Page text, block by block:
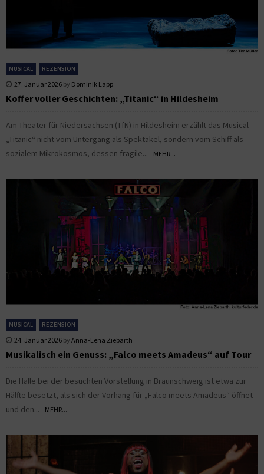
MUSICAL REZENSION
27. Januar 2026 by Dominik Lapp
Koffer voller Geschichten: „Titanic“ in Hildesheim
Am Theater für Niedersachsen (TfN) in Hildesheim erzählt das Musical
„Titanic“ nicht vom Untergang als Spektakel, sondern vom Schiff als
sozialem Mikrokosmos, dessen fragile...
MEHR...
MUSICAL REZENSION
24. Januar 2026 by Anna-Lena Ziebarth
Musikalisch ein Genuss: „Falco meets Amadeus“ auf Tour
Die Halle bei der besuchten Vorstellung in Braunschweig ist etwa zur
Hälfte besetzt, als sich der Vorhang für „Falco meets Amadeus“ öffnet
und den...
MEHR...